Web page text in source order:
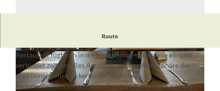
© Constanze Mikeska © Constanze Mikeska
Route
Direkt am historischen Marktplatz der Stadt Müllrose
Restaurant fügt sich in die historische Häuserzeile ein und
verbindet zeitgemäßes Ambiente mit der Atmosphäre des
traditionsreichen Ackerbürgerstädtchens.
Im Innenbereich sorgen stilvoll gestaltete Räume für einen